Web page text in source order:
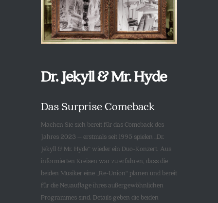
Dr. Jekyll & Mr. Hyde
Das Surprise Comeback
Machen Sie sich bereit für das Comeback des
Jahres 2023 – erstmals seit 1995 spielen „Dr.
Jekyll & Mr. Hyde“ wieder ein Duo-Konzert. Aus
informierten Kreisen war zu erfahren, dass die
beiden Musiker eine „Re-Union“ planen und bereit
für die Neuauflage ihres außergewöhnlichen
Programmes sind. Details geben die beiden